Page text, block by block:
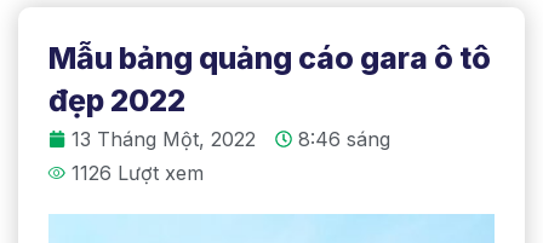
Mẫu bảng quảng cáo gara ô tô
đẹp 2022
13 Tháng Một, 2022
8:46 sáng
1126 Lượt xem